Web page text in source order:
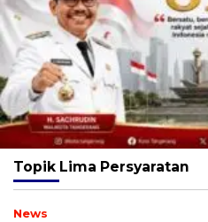
Topik Lima Persyaratan
News